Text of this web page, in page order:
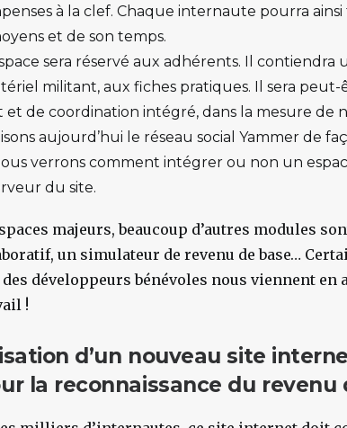
à la clef. Chaque internaute pourra ainsi
et de son temps.
sera réservé aux adhérents. Il contiendra
militant, aux fiches pratiques. Il sera
et de coordination intégré, dans la mesure de
aujourd’hui le réseau social Yammer de
verrons comment intégrer ou non un
du site.
majeurs, beaucoup d’autres modules
un simulateur de revenu de base…
développeurs bénévoles nous viennent en
!
d’un nouveau site
la reconnaissance du revenu